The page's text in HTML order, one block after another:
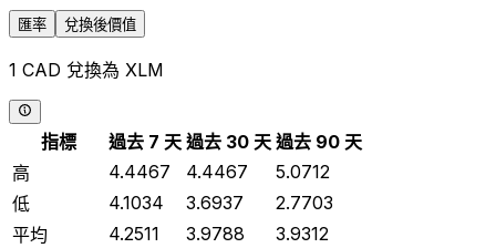
匯率 兌換後價值
1 CAD 兌換為 XLM
指標 過去 7 天 過去 30 天 過去 90 天
高
4.4467 4.4467
5.0712
低
4.1034 3.6937
2.7703
平均
4.2511 3.9788
3.9312